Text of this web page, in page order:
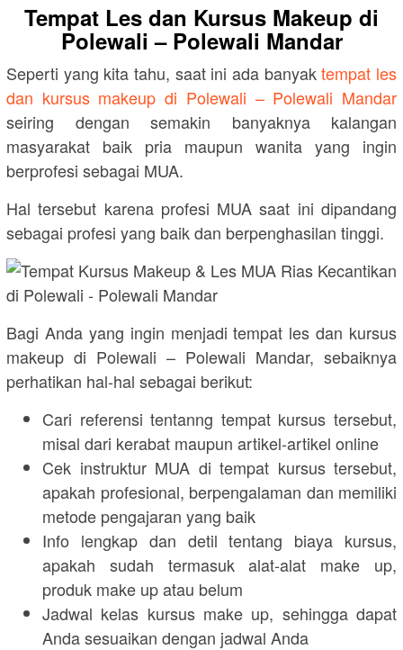
Tempat Les dan Kursus Makeup di
Polewali – Polewali Mandar
Seperti yang kita tahu, saat ini ada banyaktempat les
dan kursus makeup di Polewali – Polewali Mandar
seiring dengan semakin banyaknya kalangan
masyarakat baik pria maupun wanita yang ingin
berprofesi sebagai MUA.
Hal tersebut karena profesi MUA saat ini dipandang
sebagai profesi yang baik dan berpenghasilan tinggi.
Bagi Anda yang ingin menjadi tempat les dan kursus
makeup di Polewali – Polewali Mandar, sebaiknya
perhatikan hal-hal sebagai berikut:
Cari referensi tentanng tempat kursus tersebut,
misal dari kerabat maupun artikel-artikel online
Cek instruktur MUA di tempat kursus tersebut,
apakah profesional, berpengalaman dan memiliki
metode pengajaran yang baik
Info lengkap dan detil tentang biaya kursus,
apakah sudah termasuk alat-alat make up,
produk make up atau belum
Jadwal kelas kursus make up, sehingga dapat
Anda sesuaikan dengan jadwal Anda